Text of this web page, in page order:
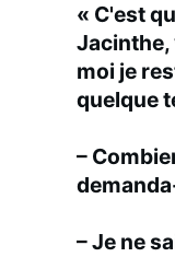
« C'est
Jacinthe,
moi je
quelque
–
– Je ne